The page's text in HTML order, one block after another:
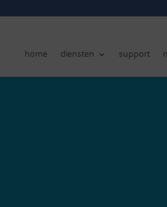
home diensten support